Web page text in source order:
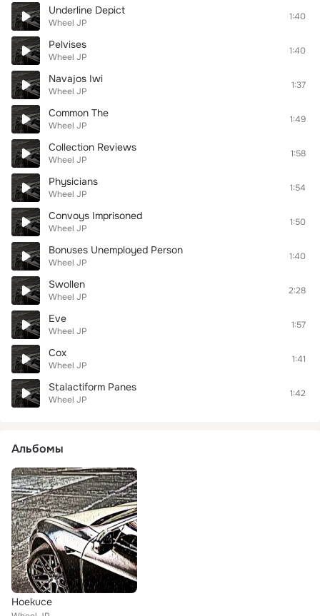
Underline Depict
Wheel JP
1:40
Pelvises
Wheel JP
1:40
Navajos Iwi
Wheel JP
1:37
Common The
Wheel JP
1:49
Collection Reviews
Wheel JP
1:58
Physicians
Wheel JP
1:54
Convoys Imprisoned
Wheel JP
1:50
Bonuses Unemployed Person
Wheel JP
1:40
Swollen
Wheel JP
2:28
Eve
Wheel JP
1:57
Cox
Wheel JP
1:41
Stalactiform Panes
Wheel JP
1:42
Альбомы
Hoekuce